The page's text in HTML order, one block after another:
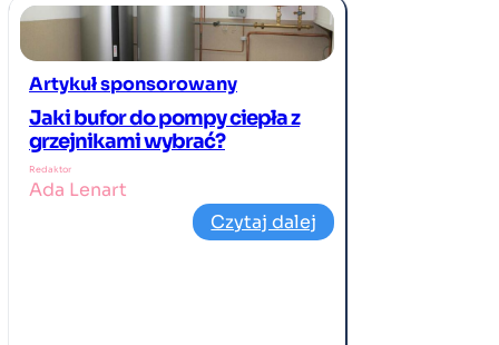
Artykuł sponsorowany
Jaki bufor do pompy ciepła z
grzejnikami wybrać?
Redaktor
Ada Lenart
Czytaj dalej